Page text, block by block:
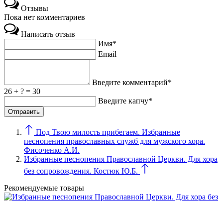
Отзывы
Пока нет комментариев
Написать отзыв
Имя*
Email
Введите комментарий*
26 + ? = 30
Введите капчу*
Под Твою милость прибегаем. Избранные
песнопения православных служб для мужского хора.
Фисоченко А.И.
Избранные песнопения Православной Церкви. Для хора
без сопровождения. Костюк Ю.Б.
Рекомендуемые товары